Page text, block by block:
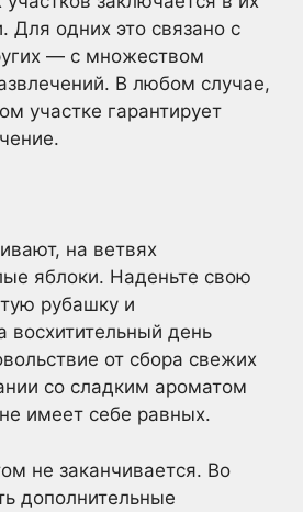
Для одних это связано с
— с множеством
В любом случае,
участке гарантирует
на ветвях
яблоки. Наденьте свою
рубашку и
восхитительный день
от сбора свежих
со сладким ароматом
имеет себе равных.
не заканчивается. Во
дополнительные